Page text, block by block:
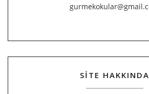
SİTE HAKKINDA